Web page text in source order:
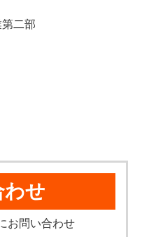
二部
わせ
お問い合わせ